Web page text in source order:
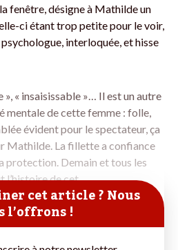
fenêtre, désigne à Mathilde un
ci étant trop petite pour le voir,
interloquée, et hisse
», « insaisissable »… Il est un autre
mentale de cette femme : folle,
évident pour le spectateur, ça
Mathilde. La fillette a confiance
protection. Demain et tous les
l’histoire de cet
cet article ? Nous
l’offrons !